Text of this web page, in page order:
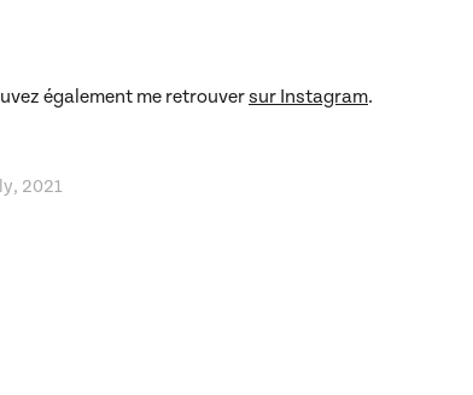
également me retrouversur Instagram.
2021